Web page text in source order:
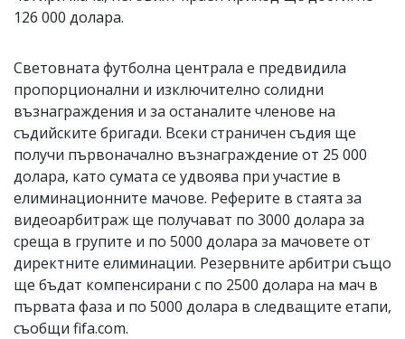
126 000 долара.
Световната футболна централа е предвидила
пропорционални и изключително солидни
възнаграждения и за останалите членове на
съдийските бригади. Всеки страничен съдия ще
получи първоначално възнаграждение от 25 000
долара, като сумата се удвоява при участие в
елиминационните мачове. Реферите в стаята за
видеоарбитраж ще получават по 3000 долара за
среща в групите и по 5000 долара за мачовете от
директните елиминации. Резервните арбитри също
ще бъдат компенсирани с по 2500 долара на мач в
първата фаза и по 5000 долара в следващите етапи,
съобщи fifa.com.